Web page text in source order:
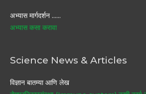
अभ्यास मार्गदर्शन ……
अभ्यास कसा करावा
Science News & Articles
विज्ञान बातम्या आणि लेख